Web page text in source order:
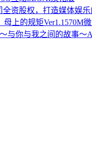
全资股权，打造媒体娱
母上的规矩Ver1.1570M
与你与我之间的故事～